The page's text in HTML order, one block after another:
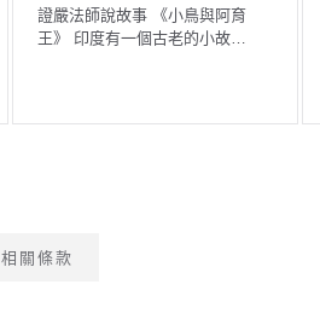
證嚴法師說故事 《小鳥與阿育
王》 印度有一個古老的小故…
相關條款